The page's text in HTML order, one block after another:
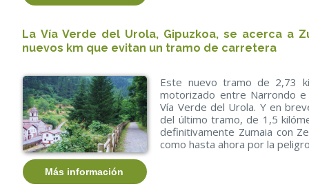
La Vía Verde del Urola, Gipuzkoa, se acerca a
nuevos km que evitan un tramo de carretera
Más información
Este nuevo tramo de 2,73
motorizado entre Narrondo
Vía Verde del Urola. Y en
del último tramo, de 1,5
definitivamente Zumaia con
como hasta ahora por la